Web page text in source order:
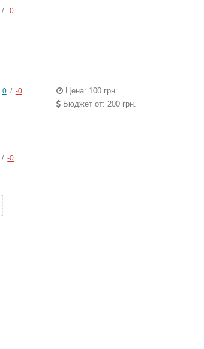
/ -0
0 / -0
Цена: 100 грн.
Бюджет от: 200 грн.
/ -0